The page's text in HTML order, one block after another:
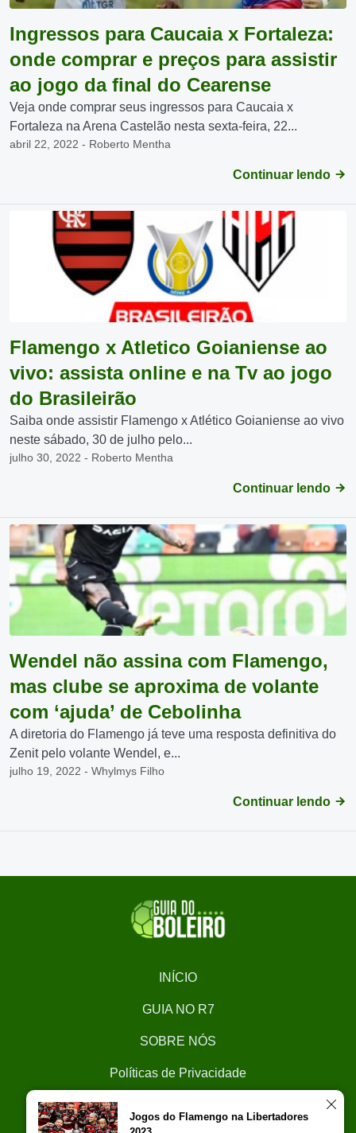
Ingressos para Caucaia x Fortaleza:
onde comprar e preços para assistir
ao jogo da final do Cearense
Veja onde comprar seus ingressos para Caucaia x
Fortaleza na Arena Castelão nesta sexta-feira, 22...
abril 22, 2022 - Roberto Mentha
Continuar lendo
Flamengo x Atletico Goianiense ao
vivo: assista online e na Tv ao jogo
do Brasileirão
Saiba onde assistir Flamengo x Atlético Goianiense ao vivo
neste sábado, 30 de julho pelo...
julho 30, 2022 - Roberto Mentha
Continuar lendo
Wendel não assina com Flamengo,
mas clube se aproxima de volante
com ‘ajuda’ de Cebolinha
A diretoria do Flamengo já teve uma resposta definitiva do
Zenit pelo volante Wendel, e...
julho 19, 2022 - Whylmys Filho
Continuar lendo
INÍCIO
GUIA NO R7
SOBRE NÓS
Políticas de Privacidade
Jogos do Flamengo na Libertadores